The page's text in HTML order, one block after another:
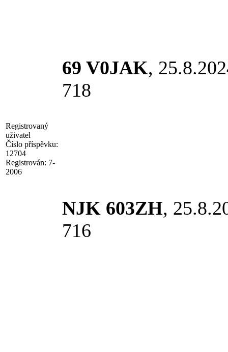
Registrovaný
uživatel
Číslo příspěvku:
12704
Registrován: 7-
2006
69 V0JAK,
718
NJK 603ZH,
716